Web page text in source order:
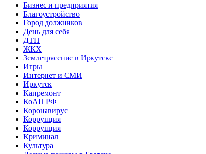
Бизнес и предприятия
Благоустройство
Город должников
День для себя
ДТП
ЖКХ
Землетрясение в Иркутске
Игры
Интернет и СМИ
Иркутск
Капремонт
КоАП РФ
Коронавирус
Коррупция
Коррупция
Криминал
Культура